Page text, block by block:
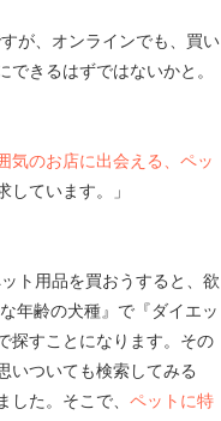
が、オンラインでも、買い
きるはずではないかと。
気のお店に出会える、ペッ
しています。」
ト用品を買おうすると、欲
年齢の犬種』で『ダイエッ
探すことになります。その
いついても検索してみる
た。そこで、 ペットに特